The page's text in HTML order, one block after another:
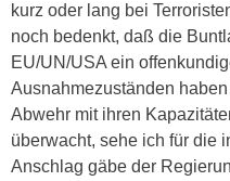
kurz oder lang bei
noch bedenkt, daß die
EU/UN/USA ein
Ausnahmezuständen
Abwehr mit ihren
überwacht, sehe ich für die
Anschlag gäbe der